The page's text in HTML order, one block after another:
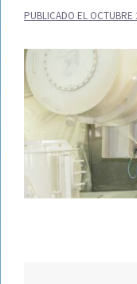
PUBLICADO EL OCTUBRE